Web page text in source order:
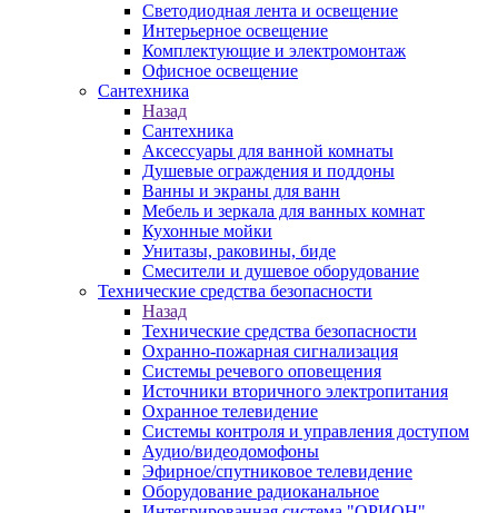
Светодиодная лента и освещение
Интерьерное освещение
Комплектующие и электромонтаж
Офисное освещение
Сантехника
Назад
Сантехника
Аксессуары для ванной комнаты
Душевые ограждения и поддоны
Ванны и экраны для ванн
Мебель и зеркала для ванных комнат
Кухонные мойки
Унитазы, раковины, биде
Смесители и душевое оборудование
Технические средства безопасности
Назад
Технические средства безопасности
Охранно-пожарная сигнализация
Системы речевого оповещения
Источники вторичного электропитания
Охранное телевидение
Системы контроля и управления доступом
Аудио/видеодомофоны
Эфирное/спутниковое телевидение
Оборудование радиоканальное